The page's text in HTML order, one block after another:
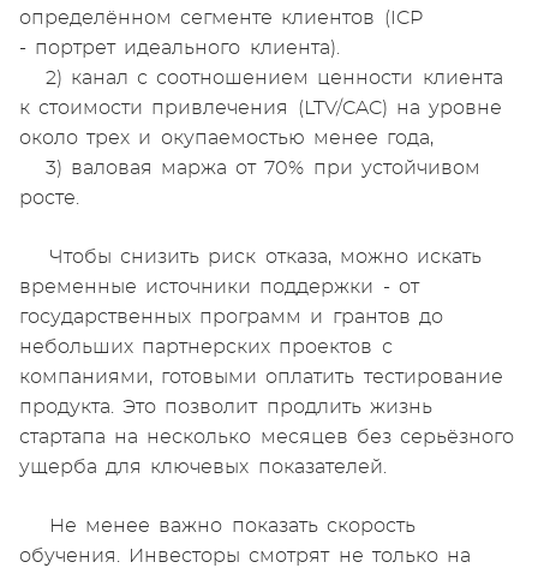
определённом сегменте клиентов (ICP
- портрет идеального клиента).
2) канал с соотношением ценности клиента
к стоимости привлечения (LTV/CAC) на уровне
около трех и окупаемостью менее года,
3) валовая маржа от 70% при устойчивом
росте.
Чтобы снизить риск отказа, можно искать
временные источники поддержки - от
государственных программ и грантов до
небольших партнерских проектов с
компаниями, готовыми оплатить тестирование
продукта. Это позволит продлить жизнь
стартапа на несколько месяцев без серьёзного
ущерба для ключевых показателей.
Не менее важно показать скорость
обучения. Инвесторы смотрят не только на